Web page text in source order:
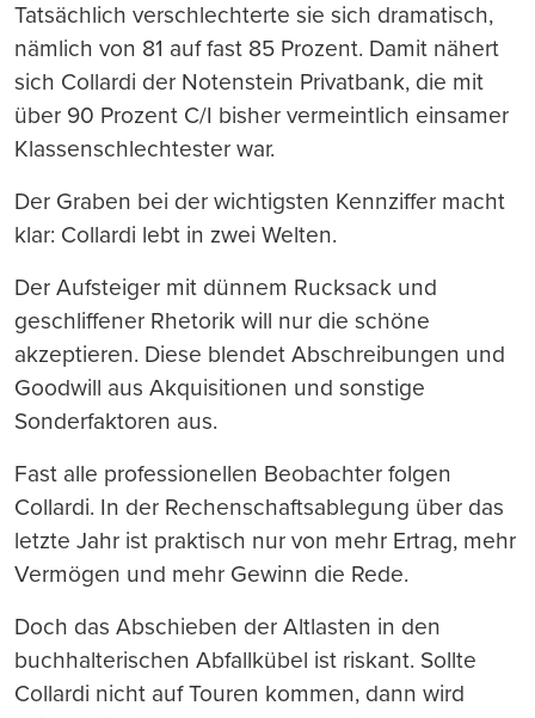
Tatsächlich verschlechterte sie sich dramatisch,
nämlich von 81 auf fast 85 Prozent. Damit nähert
sich Collardi der Notenstein Privatbank, die mit
über 90 Prozent C/I bisher vermeintlich einsamer
Klassenschlechtester war.
Der Graben bei der wichtigsten Kennziffer macht
klar: Collardi lebt in zwei Welten.
Der Aufsteiger mit dünnem Rucksack und
geschliffener Rhetorik will nur die schöne
akzeptieren. Diese blendet Abschreibungen und
Goodwill aus Akquisitionen und sonstige
Sonderfaktoren aus.
Fast alle professionellen Beobachter folgen
Collardi. In der Rechenschaftsablegung über das
letzte Jahr ist praktisch nur von mehr Ertrag, mehr
Vermögen und mehr Gewinn die Rede.
Doch das Abschieben der Altlasten in den
buchhalterischen Abfallkübel ist riskant. Sollte
Collardi nicht auf Touren kommen, dann wird